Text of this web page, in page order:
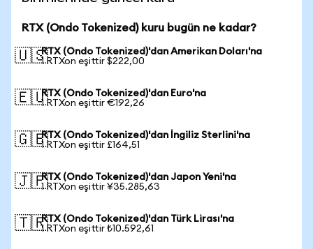
RTX (Ondo Tokenized) kuru bugün ne kadar?
🇺🇸RTX (Ondo Tokenized)'dan Amerikan Doları'na
1 RTXon eşittir $222,00
🇪🇺RTX (Ondo Tokenized)'dan Euro'na
1 RTXon eşittir €192,26
🇬🇧RTX (Ondo Tokenized)'dan İngiliz Sterlini'na
1 RTXon eşittir £164,51
🇯🇵RTX (Ondo Tokenized)'dan Japon Yeni'na
1 RTXon eşittir ¥35.285,63
🇹🇷RTX (Ondo Tokenized)'dan Türk Lirası'na
1 RTXon eşittir ₺10.592,61